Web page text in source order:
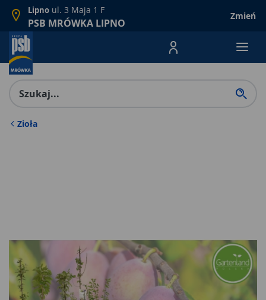
Lipno ul. 3 Maja 1 F
PSB MRÓWKA LIPNO
Zmień
Menu Produktów,
Zioła